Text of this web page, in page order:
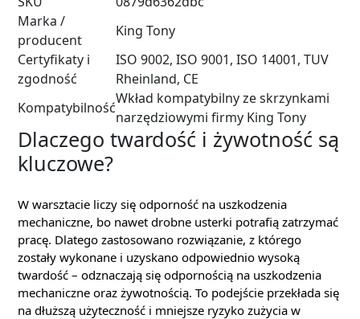
Marka /
producent
King Tony
Certyfikaty i
zgodność
ISO 9002, ISO 9001, ISO 14001, TUV
Rheinland, CE
Kompatybilność
Wkład kompatybilny ze skrzynkami
narzędziowymi firmy King Tony
Dlaczego twardość i żywotność są
kluczowe?
W warsztacie liczy się odporność na uszkodzenia
mechaniczne, bo nawet drobne usterki potrafią zatrzymać
pracę. Dlatego zastosowano rozwiązanie, z którego
zostały wykonane i uzyskano odpowiednio wysoką
twardość – odznaczają się odpornością na uszkodzenia
mechaniczne oraz żywotnością. To podejście przekłada się
na dłuższą użyteczność i mniejsze ryzyko zużycia w